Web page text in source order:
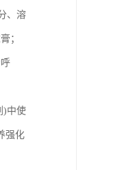
、溶
；
)中使
强化